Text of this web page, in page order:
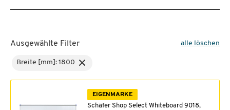
Ausgewählte Filter alle löschen
Breite [mm]: 1800
EIGENMARKE
Schäfer Shop Select Whiteboard 9018,